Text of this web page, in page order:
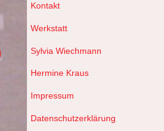
Kontakt
Werkstatt
Sylvia Wiechmann
Hermine Kraus
Impressum
Datenschutzerklärung